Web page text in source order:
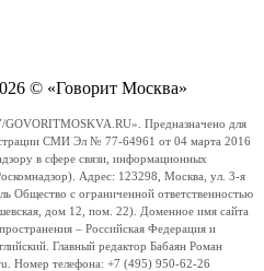
© «Говорит Москва»
Предназначено для
СМИ Эл № 77-64961 от 04 марта 2016
в сфере связи, информационных
Адрес: 123298, Москва, ул. 3-я
Общество с ограниченной ответственностью
дом 12, пом. 22). Доменное имя сайта
– Российская Федерация и
Главный редактор Бабаян Роман
Номер телефона: +7 (495) 950-62-26